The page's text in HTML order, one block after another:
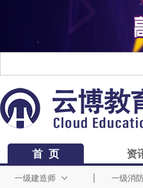
首 页
一级建造师 一级消
资